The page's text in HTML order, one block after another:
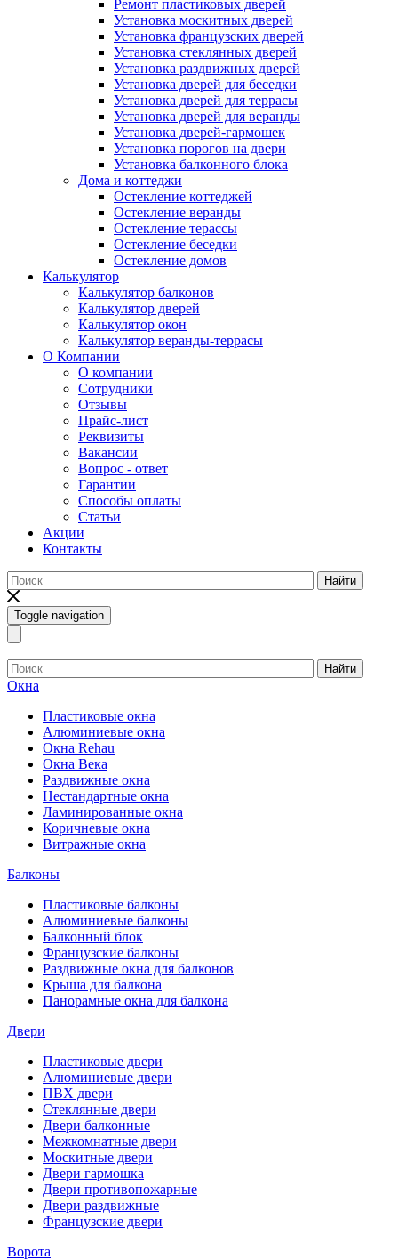
Ремонт пластиковых дверей
Установка москитных дверей
Установка французских дверей
Установка стеклянных дверей
Установка раздвижных дверей
Установка дверей для беседки
Установка дверей для террасы
Установка дверей для веранды
Установка дверей-гармошек
Установка порогов на двери
Установка балконного блока
Дома и коттеджи
Остекление коттеджей
Остекление веранды
Остекление терассы
Остекление беседки
Остекление домов
Калькулятор
Калькулятор балконов
Калькулятор дверей
Калькулятор окон
Калькулятор веранды-террасы
О Компании
О компании
Сотрудники
Отзывы
Прайс-лист
Реквизиты
Вакансии
Вопрос - ответ
Гарантии
Способы оплаты
Статьи
Акции
Контакты
Найти
Toggle navigation
Найти
Окна
Пластиковые окна
Алюминиевые окна
Окна Rehau
Окна Века
Раздвижные окна
Нестандартные окна
Ламинированные окна
Коричневые окна
Витражные окна
Балконы
Пластиковые балконы
Алюминиевые балконы
Балконный блок
Французские балконы
Раздвижные окна для балконов
Крыша для балкона
Панорамные окна для балкона
Двери
Пластиковые двери
Алюминиевые двери
ПВХ двери
Стеклянные двери
Двери балконные
Межкомнатные двери
Москитные двери
Двери гармошка
Двери противопожарные
Двери раздвижные
Французские двери
Ворота